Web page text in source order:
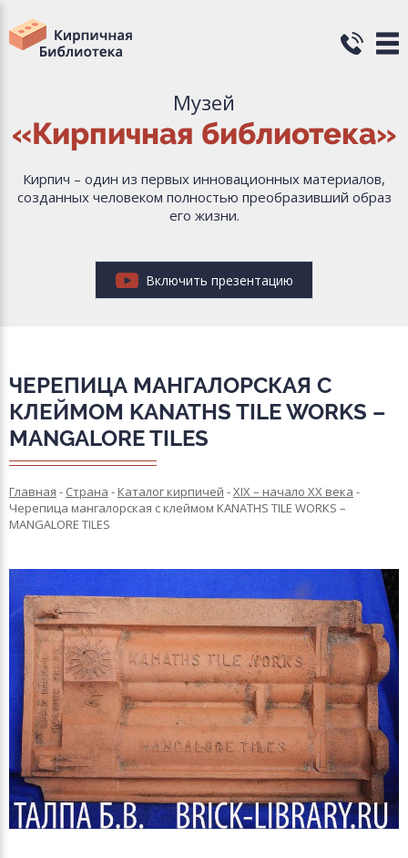
Музей
«Кирпичная библиотека»
Кирпич – один из первых инновационных материалов,
созданных человеком полностью преобразивший образ
его жизни.
Включить презентацию
ЧЕРЕПИЦА МАНГАЛОРСКАЯ С
КЛЕЙМОМ KANATHS TILE WORKS –
MANGALORE TILES
Главная - Страна - Каталог кирпичей -XIX – начало XX века -
Черепица мангалорская с клеймом KANATHS TILE WORKS –
MANGALORE TILES